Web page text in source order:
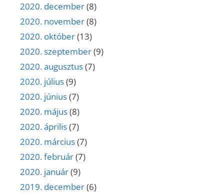
2020. december(8)
2020. november(8)
2020. október(13)
2020. szeptember(9)
2020. augusztus(7)
2020. július(9)
2020. június(7)
2020. május(8)
2020. április(7)
2020. március(7)
2020. február(7)
2020. január(9)
2019. december(6)